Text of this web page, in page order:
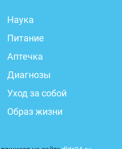
Наука
Питание
Аптечка
Диагнозы
Уход за собой
Образ жизни